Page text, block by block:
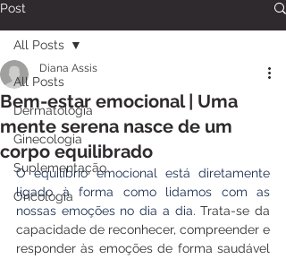
Post
All Posts
Dermatologia
Ginecologia
Suplementação
Oncologia
All Posts
Bem-estar emocional | Uma
mente serena nasce de um
corpo equilibrado
Diana Assis
O equilíbrio emocional está diretamente
ligado à forma como lidamos com as
nossas emoções no dia a dia. Trata-se da
capacidade de reconhecer, compreender e
responder às emoções de forma saudável